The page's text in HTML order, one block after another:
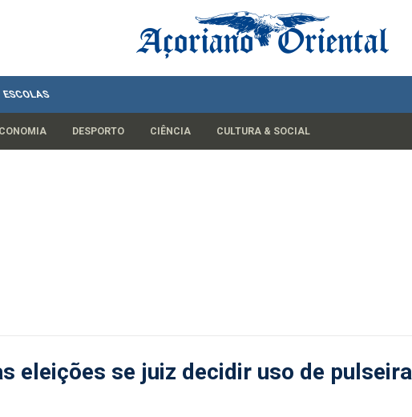
ESCOLAS
DESPORTO CIÊNCIA CULTURA & SOCIAL
eleições se juiz decidir uso de pulseira